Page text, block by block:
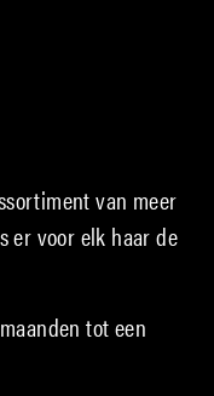
van meer
er voor elk haar de
tot een